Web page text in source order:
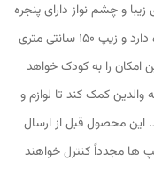
و چشم نواز دارای پنجره
توری تهویه ای مناسب برای فرزند دلبندتان بهمراه دارد و زیپ 150 سانتی متری
امکان را به کودک خواهد
کمک کند تا لوازم و
این محصول قبل از ارسال
ها مجدداً کنترل خواهند